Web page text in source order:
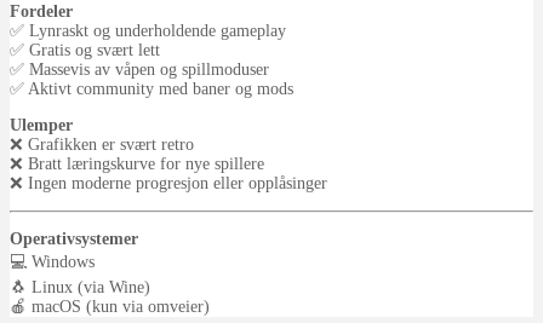
Fordeler
✅ Lynraskt og underholdende gameplay
✅ Gratis og svært lett
✅ Massevis av våpen og spillmoduser
✅ Aktivt community med baner og mods
Ulemper
❌ Grafikken er svært retro
❌ Bratt læringskurve for nye spillere
❌ Ingen moderne progresjon eller opplåsinger
Operativsystemer
💻 Windows
🐧 Linux (via Wine)
🍎 macOS (kun via omveier)